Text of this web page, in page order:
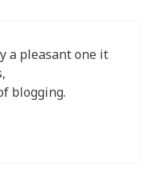
a pleasant one it
blogging.